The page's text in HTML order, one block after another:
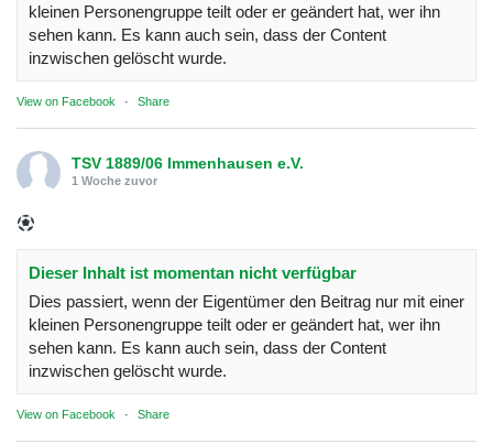
kleinen Personengruppe teilt oder er geändert hat, wer ihn
sehen kann. Es kann auch sein, dass der Content
inzwischen gelöscht wurde.
View on Facebook · Share
TSV 1889/06 Immenhausen e.V.
1 Woche zuvor
Dieser Inhalt ist momentan nicht verfügbar
Dies passiert, wenn der Eigentümer den Beitrag nur mit einer
kleinen Personengruppe teilt oder er geändert hat, wer ihn
sehen kann. Es kann auch sein, dass der Content
inzwischen gelöscht wurde.
View on Facebook · Share